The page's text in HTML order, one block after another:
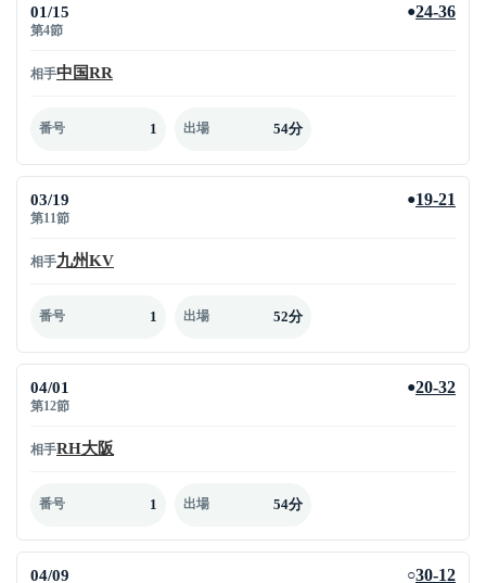
01/15
第4節
●24-36
相手中国RR
番号 1 出場 54分
03/19
第11節
●19-21
相手九州KV
番号 1 出場 52分
04/01
第12節
●20-32
相手RH大阪
番号 1 出場 54分
04/09 ○30-12